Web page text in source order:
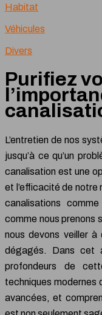
Habitat
Véhicules
Divers
Purifiez
L’entretien de nos
jusqu’à ce qu’un
canalisation est une
et l’efficacité de notre
canalisations
comme nous prenons
nous devons veiller
dégagés. Dans cet
profondeurs de
techniques modernes
avancées, et